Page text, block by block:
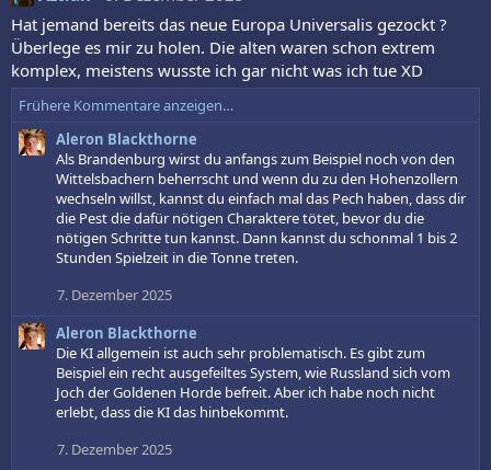
Hat jemand bereits das neue Europa Universalis gezockt ?
Überlege es mir zu holen. Die alten waren schon extrem
komplex, meistens wusste ich gar nicht was ich tue XD
Frühere Kommentare anzeigen…
Aleron Blackthorne
Als Brandenburg wirst du anfangs zum Beispiel noch von den
Wittelsbachern beherrscht und wenn du zu den Hohenzollern
wechseln willst, kannst du einfach mal das Pech haben, dass dir
die Pest die dafür nötigen Charaktere tötet, bevor du die
nötigen Schritte tun kannst. Dann kannst du schonmal 1 bis 2
Stunden Spielzeit in die Tonne treten.
7. Dezember 2025
Aleron Blackthorne
Die KI allgemein ist auch sehr problematisch. Es gibt zum
Beispiel ein recht ausgefeiltes System, wie Russland sich vom
Joch der Goldenen Horde befreit. Aber ich habe noch nicht
erlebt, dass die KI das hinbekommt.
7. Dezember 2025